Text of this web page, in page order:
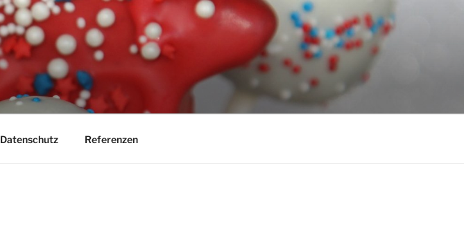
Datenschutz Referenzen